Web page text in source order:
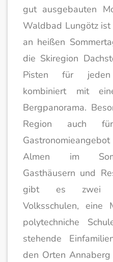
gut ausgebauten
Waldbad Lungötz
an heißen
die Skiregion
Pisten für jeden
kombiniert mit
Bergpanorama.
Region auch
Almen im
Gasthäusern und
gibt es zwei
Volksschulen, eine
polytechniche
stehende
den Orten